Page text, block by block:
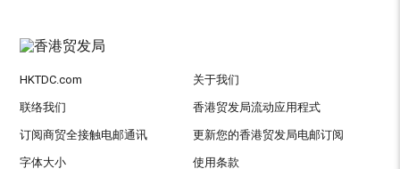
HKTDC.com 关于我们
联络我们 香港贸发局流动应用程式
订阅商贸全接触电邮通讯 更新您的香港贸发局电邮订阅
字体大小 使用条款